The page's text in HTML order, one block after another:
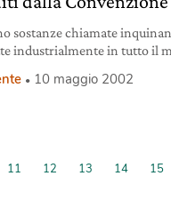
sostanze chiamate
industrialmente in tutto il
basa sul principio di
10 maggio 2002
11 12 13 14 15